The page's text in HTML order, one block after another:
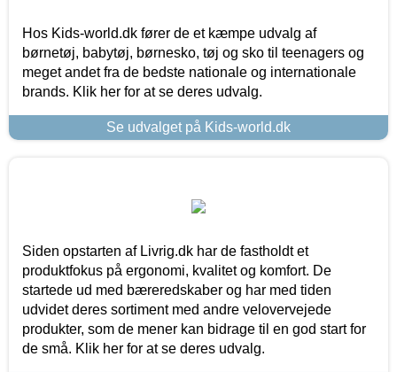
Hos Kids-world.dk fører de et kæmpe udvalg af
børnetøj, babytøj, børnesko, tøj og sko til teenagers og
meget andet fra de bedste nationale og internationale
brands. Klik her for at se deres udvalg.
Se udvalget på Kids-world.dk
Siden opstarten af Livrig.dk har de fastholdt et
produktfokus på ergonomi, kvalitet og komfort. De
startede ud med bæreredskaber og har med tiden
udvidet deres sortiment med andre velovervejede
produkter, som de mener kan bidrage til en god start for
de små. Klik her for at se deres udvalg.